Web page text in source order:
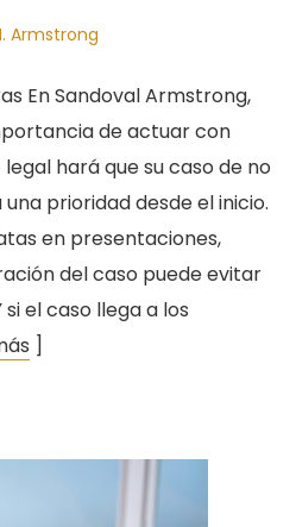
Armstrong
En Sandoval Armstrong,
de actuar con
hará que su caso de no
prioridad desde el inicio.
en presentaciones,
del caso puede evitar
el caso llega a los
]